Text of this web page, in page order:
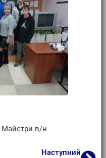
Майстри в/н
Наступний